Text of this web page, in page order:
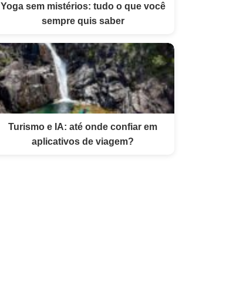
Yoga sem mistérios: tudo o que você
sempre quis saber
Turismo e IA: até onde confiar em
aplicativos de viagem?